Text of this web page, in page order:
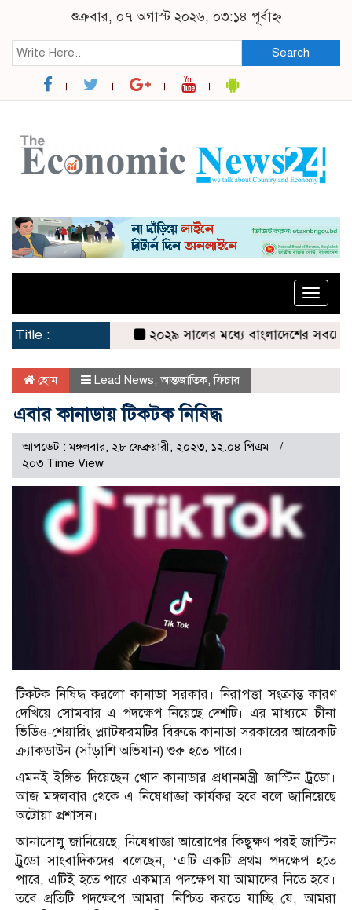
শুক্রবার, ০৭ অগাস্ট ২০২৬, ০৩:১৪ পূর্বাহ্ন
Search
Toggle
Title :
২০২৯ সালের মধ্যে বাংলাদেশের সবচেয়ে
হোম Lead News আন্তজাতিক ,ফিচার
এবার কানাডায় টিকটক নিষিদ্ধ
আপডেট : মঙ্গলবার, ২৮ ফেব্রুয়ারী, ২০২৩, ১২.০৪ পিএম
২০৩ Time View
টিকটক নিষিদ্ধ করলো কানাডা সরকার। নিরাপত্তা সংক্রান্ত কারণ
দেখিয়ে সোমবার এ পদক্ষেপ নিয়েছে দেশটি। এর মাধ্যমে চীনা
ভিডিও-শেয়ারিং প্ল্যাটফরমটির বিরুদ্ধে কানাডা সরকারের আরেকটি
ক্র্যাকডাউন (সাঁড়াশি অভিযান) শুরু হতে পারে।
এমনই ইঙ্গিত দিয়েছেন খোদ কানাডার প্রধানমন্ত্রী জাস্টিন ট্রুডো।
আজ মঙ্গলবার থেকে এ নিষেধাজ্ঞা কার্যকর হবে বলে জানিয়েছে
অটোয়া প্রশাসন।
আনাদোলু জানিয়েছে, নিষেধাজ্ঞা আরোপের কিছুক্ষণ পরই জাস্টিন
ট্রুডো সাংবাদিকদের বলেছেন, ‘এটি একটি প্রথম পদক্ষেপ হতে
পারে, এটিই হতে পারে একমাত্র পদক্ষেপ যা আমাদের নিতে হবে।
তবে প্রতিটি পদক্ষেপে আমরা নিশ্চিত করতে যাচ্ছি যে, আমরা